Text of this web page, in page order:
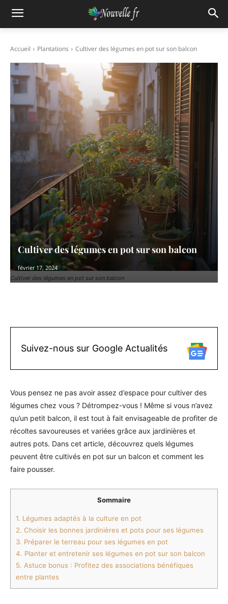
Accueil Plantations Cultiver des légumes en pot sur son balcon
Cultiver des légumes en pot sur son balcon
Cultiver des légumes en pot sur son balcon
février 17, 2024
Suivez-nous sur Google Actualités
Vous pensez ne pas avoir assez d’espace pour cultiver des
légumes chez vous ? Détrompez-vous ! Même si vous n’avez
qu’un petit balcon, il est tout à fait envisageable de profiter de
récoltes savoureuses et variées grâce aux jardinières et
autres pots. Dans cet article, découvrez quels légumes
peuvent être cultivés en pot sur un balcon et comment les
faire pousser.
Sommaire
1. Légumes adaptés à la culture en pot
2. Choisir les bonnes jardinières et pots pour ses légumes
3. Préparer le terreau pour ses légumes en pot
4. Planter et entretenir ses légumes en pot sur son balcon
5. Astuce bonus : Profitez des associations bénéfiques
entre plantes